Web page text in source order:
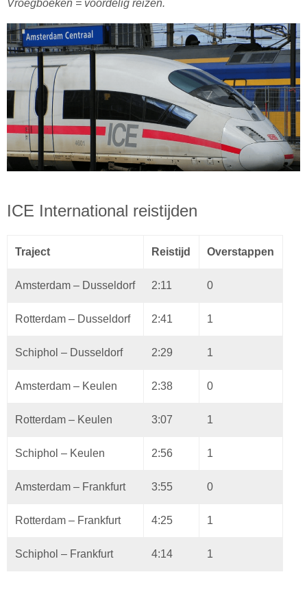
Vroegboeken = voordelig reizen.
ICE International reistijden
Traject Reistijd Overstappen
Amsterdam – Dusseldorf 2:11 0
Rotterdam – Dusseldorf 2:41 1
Schiphol – Dusseldorf 2:29 1
Amsterdam – Keulen 2:38 0
Rotterdam – Keulen 3:07 1
Schiphol – Keulen 2:56 1
Amsterdam – Frankfurt 3:55 0
Rotterdam – Frankfurt 4:25 1
Schiphol – Frankfurt 4:14 1